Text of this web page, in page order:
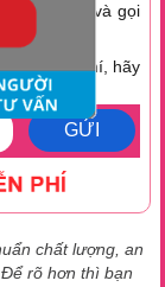
máy lên và gọi
kiệm chi phí, hãy
GỬI
chất lượng, an
rõ hơn thì bạn